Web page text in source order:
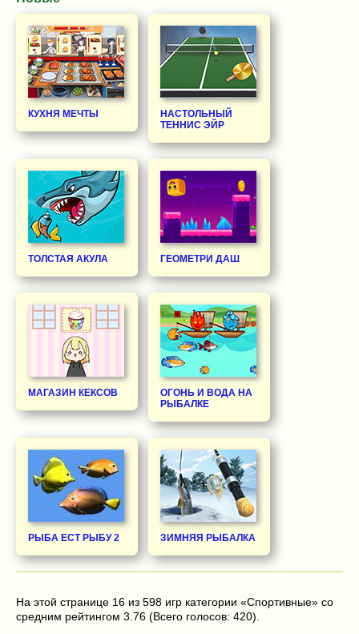
КУХНЯ МЕЧТЫ
НАСТОЛЬНЫЙ
ТЕННИС ЭЙР
ТОЛСТАЯ АКУЛА ГЕОМЕТРИ ДАШ
МАГАЗИН КЕКСОВ
ОГОНЬ И ВОДА НА
РЫБАЛКЕ
РЫБА ЕСТ РЫБУ 2 ЗИМНЯЯ РЫБАЛКА
На этой странице 16 из 598 игр категории «Спортивные» со
средним рейтингом 3.76 (Всего голосов: 420).